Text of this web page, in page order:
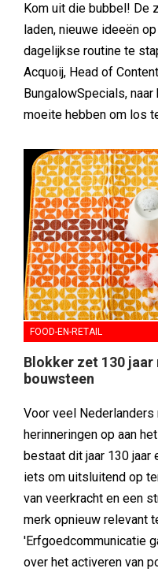
Kom uit die bubbel! De
laden, nieuwe ideeën
dagelijkse routine te
Acquoij, Head of
BungalowSpecials,
moeite hebben om los
FOOD-EN-RETAIL
Blokker zet 130
bouwsteen
Voor veel
herinneringen op aan
bestaat dit jaar 130
iets om uitsluitend op
van veerkracht en een
merk opnieuw relevant
'Erfgoedcommunicatie
over het activeren van